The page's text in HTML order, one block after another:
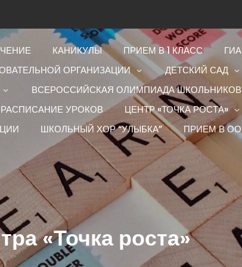
КАНИКУЛЫ ПРИЕМ В 1 КЛАСС
ГИА
ОРГАНИЗАЦИИ
ДЕТСКИЙ САД
ВСЕРОССИЙСКАЯ ОЛИМПИАДА ШКОЛЬНИКОВ
РАСПИСАНИЕ УРОКОВ
ЦЕНТР «ТОЧКА РОСТА»
ШКОЛЬНЫЙ ХОР “УЛЫБКА” ПРИЕМ В ОО
«Точка роста»